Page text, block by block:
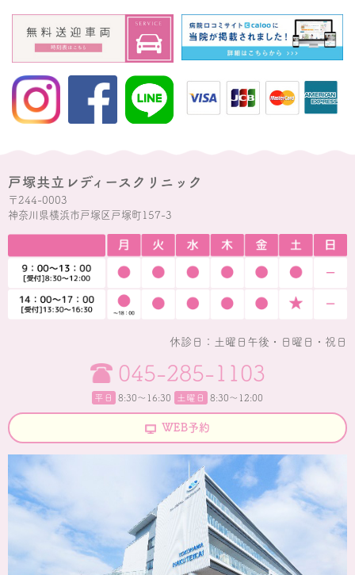
戸塚共立レディースクリニック
〒244-0003
神奈川県横浜市戸塚区戸塚町157-3
休診日：土曜日午後・日曜日・祝日
045-285-1103
平日 8:30〜16:30 土曜日 8:30～12:00
WEB予約